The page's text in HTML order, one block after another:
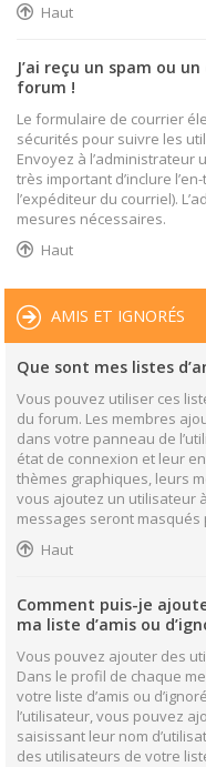
Haut
J’ai reçu un spam ou
forum !
Le formulaire de courrier
sécurités pour suivre les
Envoyez à l’administrateur
très important d’inclure
l’expéditeur du courriel).
mesures nécessaires.
Haut
AMIS ET IGNORÉS
Que sont mes listes
Vous pouvez utiliser ces
du forum. Les membres
dans votre panneau de
état de connexion et leur
thèmes graphiques, leurs
vous ajoutez un utilisateur
messages seront masqués
Haut
Comment puis-je
ma liste d’amis ou
Vous pouvez ajouter des
Dans le profil de chaque
votre liste d’amis ou
l’utilisateur, vous pouvez
saisissant leur nom
des utilisateurs de votre